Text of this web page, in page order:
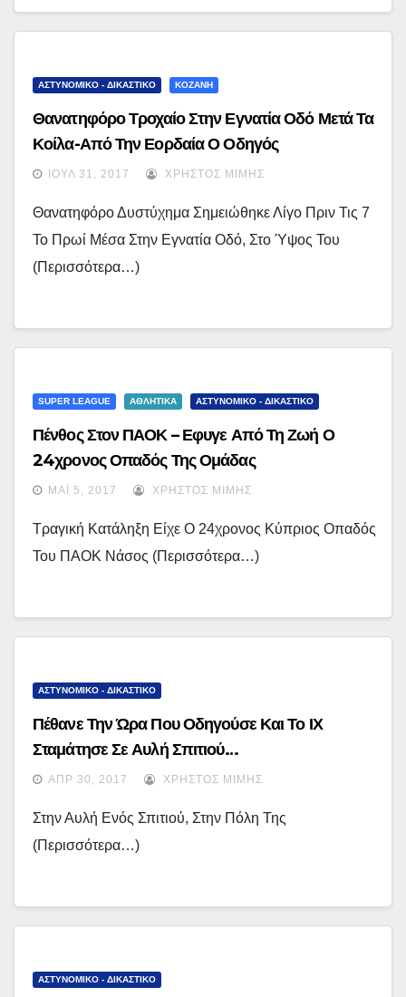
ΑΣΤΥΝΟΜΙΚΟ - ΔΙΚΑΣΤΙΚΟ ΚΟΖΑΝΗ
Θανατηφόρο Τροχαίο Στην Εγνατία Οδό Μετά Τα
Κοίλα-Από Την Εορδαία Ο Οδηγός
ΙΟΎΛ 31, 2017 ΧΡΉΣΤΟΣ ΜΊΜΗΣ
Θανατηφόρο Δυστύχημα Σημειώθηκε Λίγο Πριν Τις 7
Το Πρωί Μέσα Στην Εγνατία Οδό, Στο Ύψος Του
(περισσότερα…)
SUPER LEAGUE ΑΘΛΗΤΙΚΑ ΑΣΤΥΝΟΜΙΚΟ - ΔΙΚΑΣΤΙΚΟ
Πένθος Στον ΠΑΟΚ – Εφυγε Από Τη Ζωή Ο
24χρονος Οπαδός Της Ομάδας
ΜΆΙ 5, 2017 ΧΡΉΣΤΟΣ ΜΊΜΗΣ
Τραγική Κατάληξη Είχε Ο 24χρονος Κύπριος Οπαδός
Του ΠΑΟΚ Νάσος (περισσότερα…)
ΑΣΤΥΝΟΜΙΚΟ - ΔΙΚΑΣΤΙΚΟ
Πέθανε Την Ώρα Που Οδηγούσε Και Το ΙΧ
Σταμάτησε Σε Αυλή Σπιτιού…
ΑΠΡ 30, 2017 ΧΡΉΣΤΟΣ ΜΊΜΗΣ
Στην Αυλή Ενός Σπιτιού, Στην Πόλη Της
(περισσότερα…)
ΑΣΤΥΝΟΜΙΚΟ - ΔΙΚΑΣΤΙΚΟ